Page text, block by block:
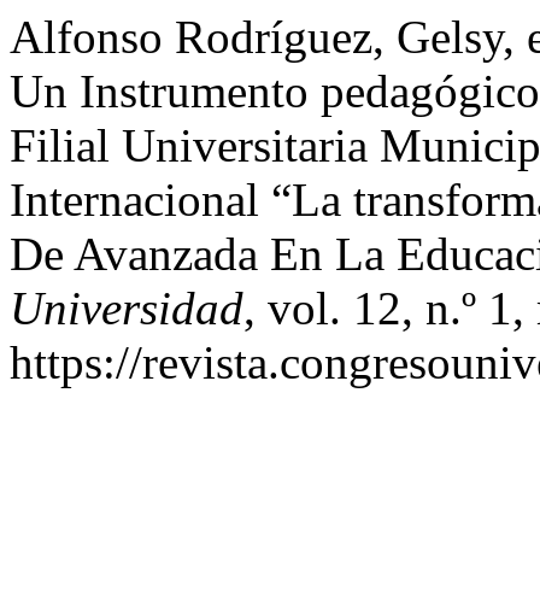
Alfonso Rodríguez,
Un Instrumento
Filial Universitaria
Internacional “La
De Avanzada En La
Universidad, vol. 12, n.º
https://